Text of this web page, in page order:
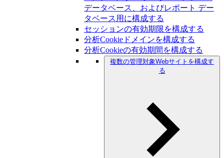
データベース、およびレポート デー
タベース用に構成する
セッションの有効期限を構成する
分析Cookieドメインを構成する
分析Cookieの有効期間を構成する
複数の管理対象Webサイトを構成す
る